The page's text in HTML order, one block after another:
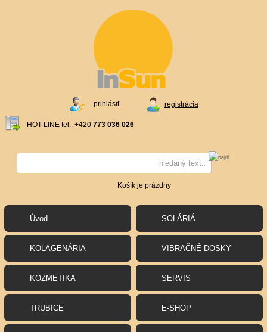
registrácia
prihlásiť
HOT LINE tel.: +420 773 036 026
Košík je prázdny
Úvod SOLÁRIÁ
KOLAGENÁRIA VIBRAČNÉ DOSKY
KOZMETIKA SERVIS
TRUBICE E-SHOP